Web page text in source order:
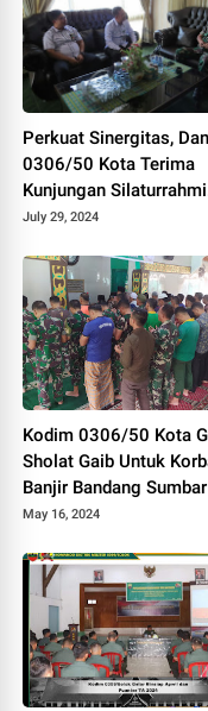
Perkuat Sinergitas,
0306/50 Kota Terima
Kunjungan Silaturrahmi
Ketua Pengadilan
July 29, 2024
Kodim 0306/50 Kota
Sholat Gaib Untuk
Banjir Bandang Sumbar
May 16, 2024